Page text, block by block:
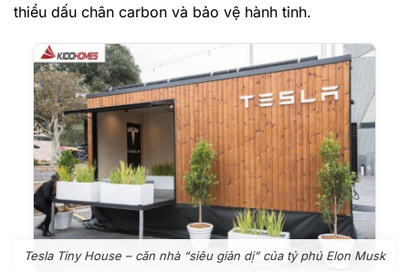
thiểu dấu chân carbon và bảo vệ hành tinh.
Tesla Tiny House – căn nhà “siêu giản dị” của tỷ phú Elon Musk